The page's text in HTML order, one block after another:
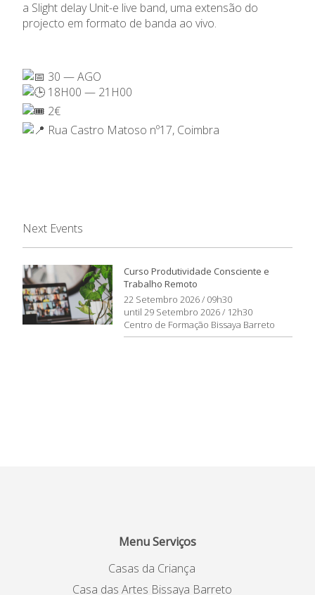
a Slight delay Unit-e live band, uma extensão do
projecto em formato de banda ao vivo.
30 — AGO
18H00 — 21H00
2€
Rua Castro Matoso nº17, Coimbra
Next Events
Curso Produtividade Consciente e
Trabalho Remoto
22 Setembro 2026 / 09h30
until 29 Setembro 2026 / 12h30
Centro de Formação Bissaya Barreto
Menu Serviços
Casas da Criança
Casa das Artes Bissaya Barreto